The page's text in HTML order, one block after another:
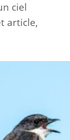
ciel
article,